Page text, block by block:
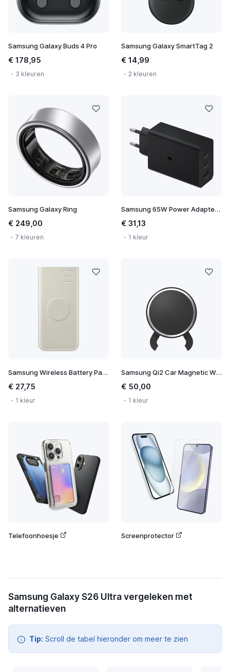
Samsung Galaxy Buds 4 Pro
€ 178,95
3 kleuren
Samsung Galaxy SmartTag 2
€ 14,99
2 kleuren
Samsung Galaxy Ring
€ 249,00
7 kleuren
Samsung 65W Power Adapter Trio
€ 31,13
1 kleur
Samsung Wireless Battery Pack 10.000 mAh
€ 27,75
1 kleur
Samsung Qi2 Car Magnetic Wireless Charger
€ 50,00
1 kleur
Telefoonhoesje Screenprotector
Samsung Galaxy S26 Ultra vergeleken met
alternatieven
Tip: Scroll de tabel hieronder om meer te zien